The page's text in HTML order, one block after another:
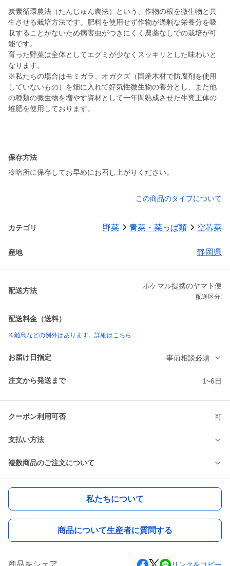
炭素循環農法（たんじゅん農法）という、作物の根を微生物と共
生させる栽培方法です。肥料を使用せず作物が過剰な栄養分を吸
収することがないため病害虫がつきにくく農薬なしでの栽培が可
能です。
育った野菜は全体としてエグミが少なくスッキリとした味わいと
なります。
※私たちの場合はモミガラ、オガクズ（国産木材で防腐剤を使用
していないもの）を畑に入れて好気性微生物の養分とし、また他
の種類の微生物を増やす資材として一年間熟成させた牛糞主体の
堆肥を使用しております。
保存方法
冷暗所に保存してお早めにお召し上がりください。
この商品のタイプについて
カテゴリ 野菜 青菜・菜っぱ類 空芯菜
産地 静岡県
配送方法
ポケマル提携のヤマト便
配送区分:
配送料金（送料）
※離島などの例外はあります。詳細はこちら
お届け日指定 事前相談必須
注文から発送まで 1~6日
クーポン利用可否 可
支払い方法
複数商品のご注文について
私たちについて
商品について生産者に質問する